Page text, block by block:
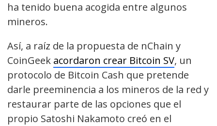
ha tenido buena acogida entre algunos
mineros.
Así, a raíz de la propuesta de nChain y
CoinGeek acordaron crear Bitcoin SV, un
protocolo de Bitcoin Cash que pretende
darle preeminencia a los mineros de la red y
restaurar parte de las opciones que el
propio Satoshi Nakamoto creó en el